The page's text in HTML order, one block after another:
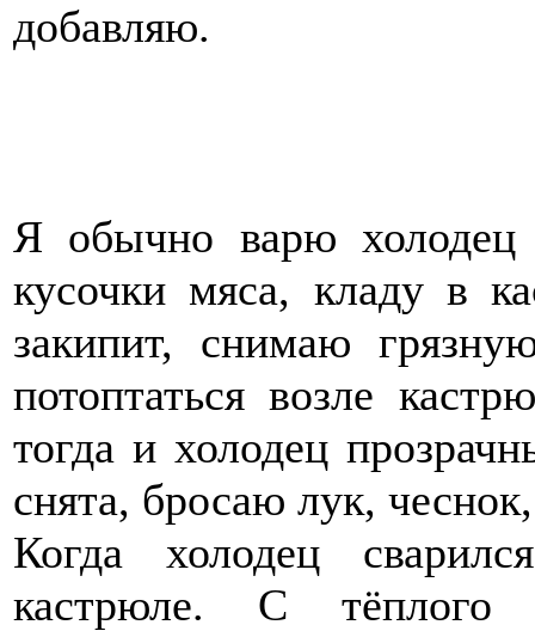
добавляю.
Я обычно варю
кусочки мяса, кладу в
закипит, снимаю
потоптаться возле
тогда и холодец
снята, бросаю лук,
Когда холодец
кастрюле. С